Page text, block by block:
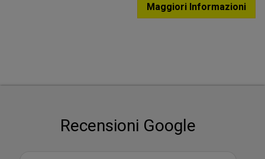
Maggiori Informazioni
Recensioni Google